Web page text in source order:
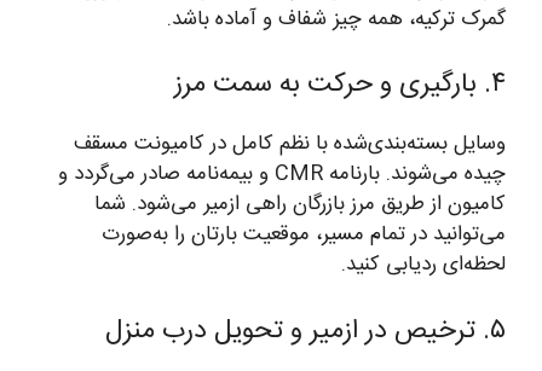
گمرک ترکیه، همه چیز شفاف و آماده باشد.
۴. بارگیری و حرکت به سمت مرز
وسایل بسته‌بندی‌شده با نظم کامل در کامیونت مسقف
چیده می‌شوند. بارنامه CMR و بیمه‌نامه صادر می‌گردد و
کامیون از طریق مرز بازرگان راهی ازمیر می‌شود. شما
می‌توانید در تمام مسیر، موقعیت بارتان را به‌صورت
لحظه‌ای ردیابی کنید.
۵. ترخیص در ازمیر و تحویل درب منزل